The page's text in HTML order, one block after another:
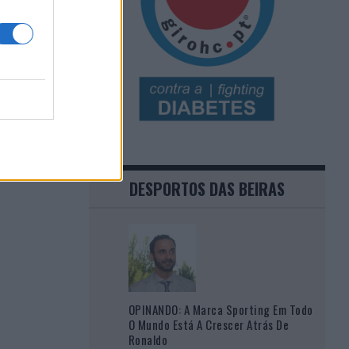
DESPORTOS DAS BEIRAS
OPINANDO: A Marca Sporting Em Todo
O Mundo Está A Crescer Atrás De
Ronaldo